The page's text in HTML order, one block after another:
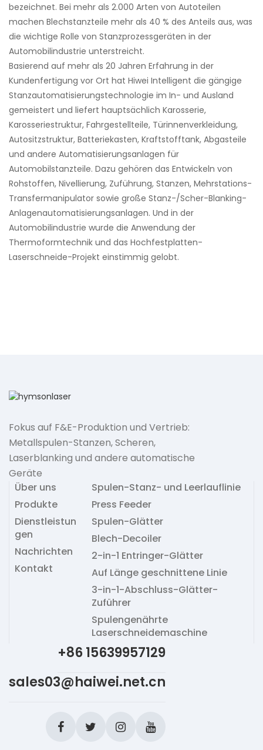
bezeichnet. Bei mehr als 2.000 Arten von Autoteilen
machen Blechstanzteile mehr als 40 % des Anteils aus, was
die wichtige Rolle von Stanzprozessgeräten in der
Automobilindustrie unterstreicht.
Basierend auf mehr als 20 Jahren Erfahrung in der
Kundenfertigung vor Ort hat Hiwei Intelligent die gängige
Stanzautomatisierungstechnologie im In- und Ausland
gemeistert und liefert hauptsächlich Karosserie,
Karosseriestruktur, Fahrgestellteile, Türinnenverkleidung,
Autositzstruktur, Batteriekasten, Kraftstofftank, Abgasteile
und andere Automatisierungsanlagen für
Automobilstanzteile. Dazu gehören das Entwickeln von
Rohstoffen, Nivellierung, Zuführung, Stanzen, Mehrstations-
Transfermanipulator sowie große Stanz-/Scher-Blanking-
Anlagenautomatisierungsanlagen. Und in der
Automobilindustrie wurde die Anwendung der
Thermoformtechnik und das Hochfestplatten-
Laserschneide-Projekt einstimmig gelobt.
Fokus auf F&E-Produktion und Vertrieb:
Metallspulen-Stanzen, Scheren,
Laserblanking und andere automatische
Geräte
Über uns
Produkte
Dienstleistun
gen
Nachrichten
Kontakt
Spulen-Stanz- und Leerlauflinie
Press Feeder
Spulen-Glätter
Blech-Decoiler
2-in-1 Entringer-Glätter
Auf Länge geschnittene Linie
3-in-1-Abschluss-Glätter-
Zuführer
Spulengenährte
Laserschneidemaschine
+86 15639957129
sales03@haiwei.net.cn